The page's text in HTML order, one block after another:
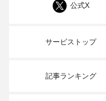
公式X
サービストップ
記事ランキング